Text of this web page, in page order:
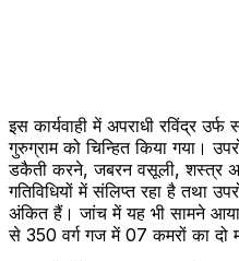
इस कार्यवाही में अपराधी रविंद्र
गुरुग्राम को चिन्हित किया गया।
डकैती करने, जबरन वसूली, शस्त्र
गतिविधियों में संलिप्त रहा है तथा
अंकित हैं। जांच में यह भी सामने आया
से 350 वर्ग गज में 07 कमरों का दो